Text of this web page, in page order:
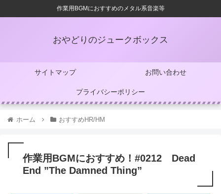
作業用BGMにおすすめのメタル系音楽等
おやどりのジュークボックス
サイトマップ お問い合わせ
プライバシーポリシー
ホーム おすすめHR/HM
作業用BGMにおすすめ！#0212 Dead
End ”The Damned Thing”